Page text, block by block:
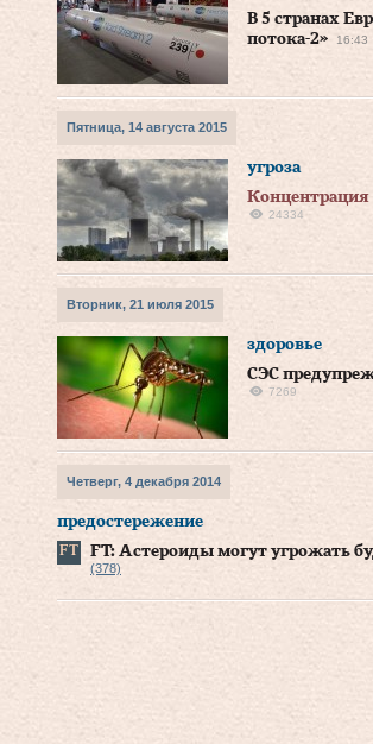
В 5 странах
потока-2»
16:43
Пятница, 14 августа 2015
угроза
24334
Вторник, 21 июля 2015
здоровье
СЭС
7269
Четверг, 4 декабря 2014
предостережение
FT: Астероиды могут угрожать
(378)